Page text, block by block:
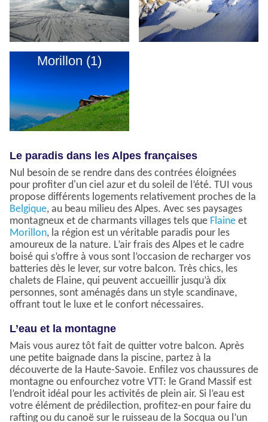
Morillon (1)
Le paradis dans les Alpes françaises
Nul besoin de se rendre dans des contrées éloignées
pour profiter d'un ciel azur et du soleil de l’été. TUI vous
propose différents logements relativement proches de la
Belgique, au beau milieu des Alpes. Avec ses paysages
montagneux et de charmants villages tels que Flaine et
Morillon, la région est un véritable paradis pour les
amoureux de la nature. L’air frais des Alpes et le cadre
boisé qui s’offre à vous sont l’occasion de recharger vos
batteries dès le lever, sur votre balcon. Très chics, les
chalets de Flaine, qui peuvent accueillir jusqu’à dix
personnes, sont aménagés dans un style scandinave,
offrant tout le luxe et le confort nécessaires.
L’eau et la montagne
Mais vous aurez tôt fait de quitter votre balcon. Après
une petite baignade dans la piscine, partez à la
découverte de la Haute-Savoie. Enfilez vos chaussures de
montagne ou enfourchez votre VTT: le Grand Massif est
l’endroit idéal pour les activités de plein air. Si l’eau est
votre élément de prédilection, profitez-en pour faire du
rafting ou du canoë sur le ruisseau de la Socqua ou l’un